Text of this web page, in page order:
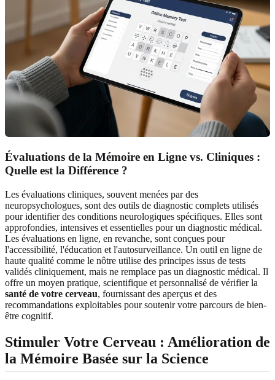
Évaluations de la Mémoire en Ligne vs. Cliniques :
Quelle est la Différence ?
Les évaluations cliniques, souvent menées par des
neuropsychologues, sont des outils de diagnostic complets utilisés
pour identifier des conditions neurologiques spécifiques. Elles sont
approfondies, intensives et essentielles pour un diagnostic médical.
Les évaluations en ligne, en revanche, sont conçues pour
l'accessibilité, l'éducation et l'autosurveillance. Un outil en ligne de
haute qualité comme le nôtre utilise des principes issus de tests
validés cliniquement, mais ne remplace pas un diagnostic médical. Il
offre un moyen pratique, scientifique et personnalisé de vérifier la
santé de votre cerveau, fournissant des aperçus et des
recommandations exploitables pour soutenir votre parcours de bien-
être cognitif.
Stimuler Votre Cerveau : Amélioration de
la Mémoire Basée sur la Science